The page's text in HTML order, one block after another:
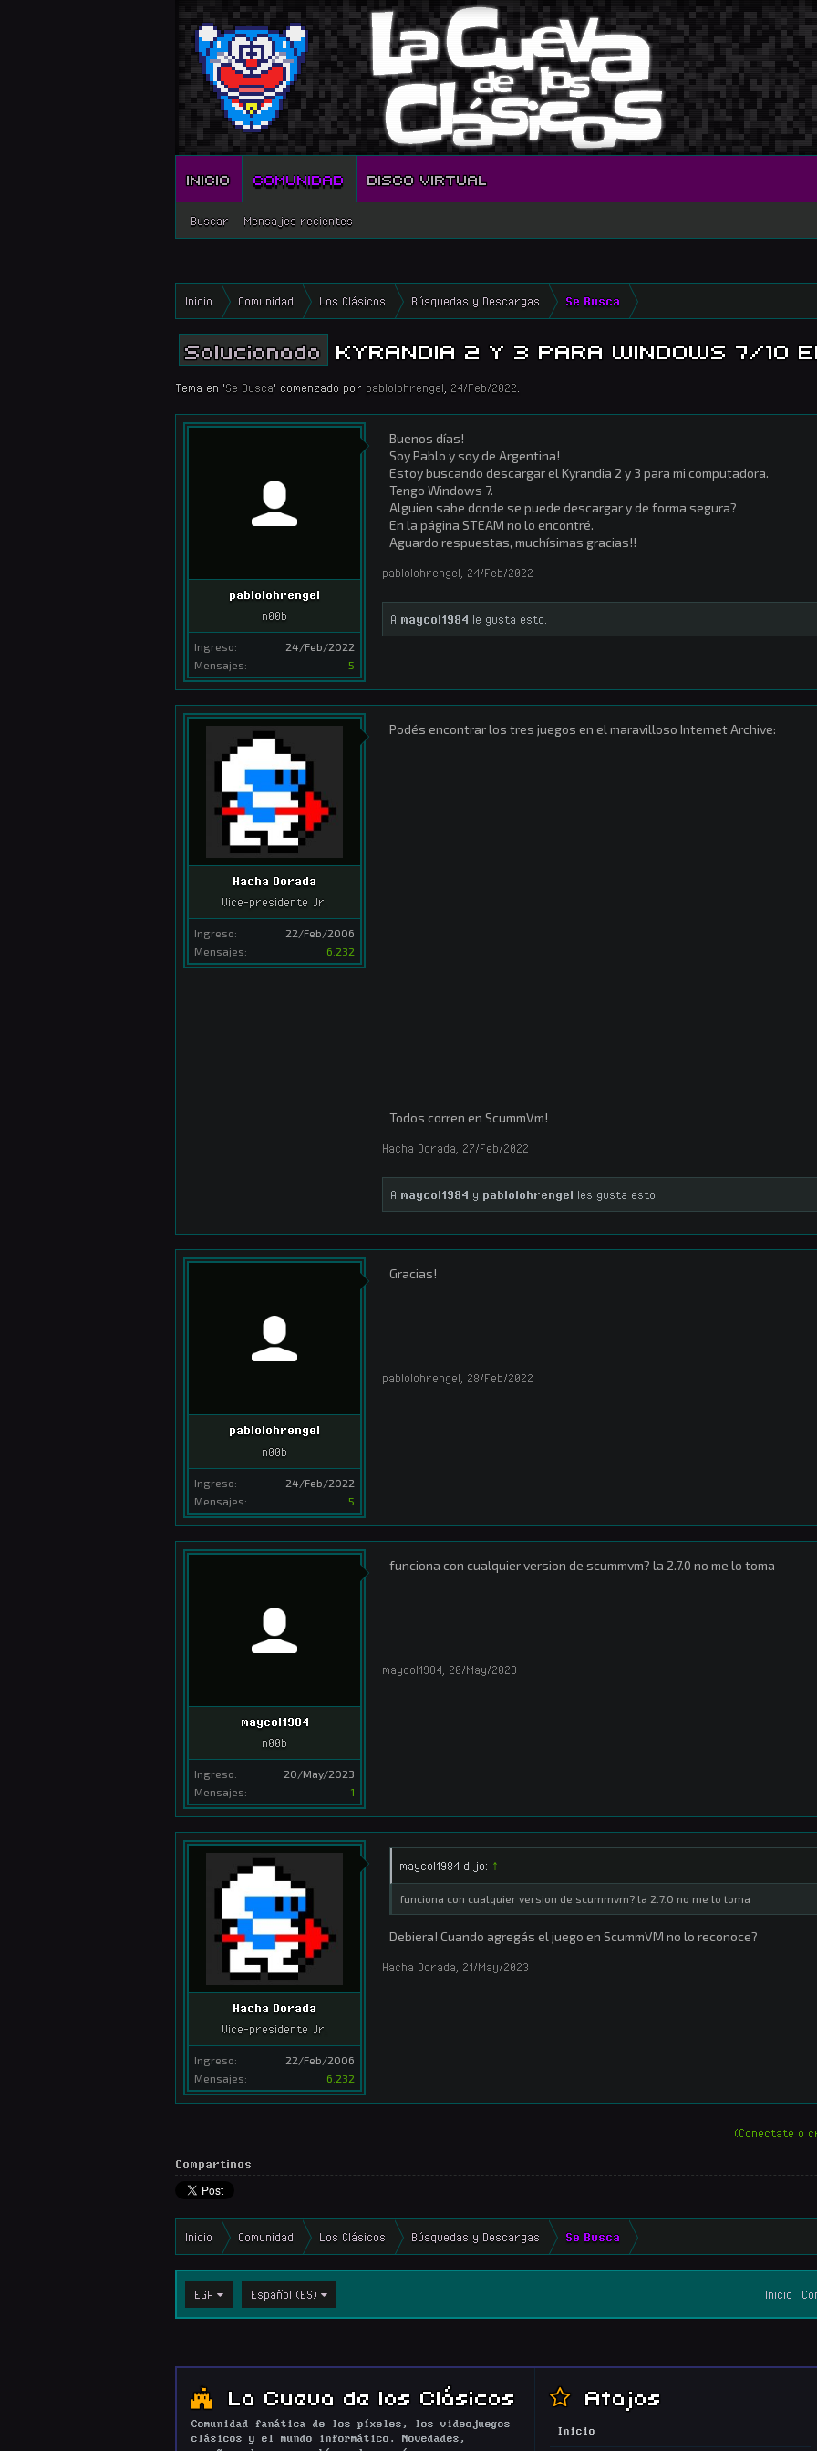
INICIO COMUNIDAD
Buscar Mensajes recientes
DISCO VIRTUAL
Inicio Comunidad Los Clásicos Búsquedas y Descargas Se Busca
Solucionado KYRANDIA 2 Y 3 PARA WINDOWS 7/10
Tema en 'Se Busca' comenzado por pablolohrengel 24/Feb/2022
pablolohrengel
n00b
Ingreso:
24/Feb/2022
Mensajes:
5
Buenos días!
Soy Pablo y soy de Argentina!
Estoy buscando descargar el Kyrandia 2 y 3 para mi computadora.
Tengo Windows 7.
Alguien sabe donde se puede descargar y de forma segura?
En la página STEAM no lo encontré.
Aguardo respuestas, muchísimas gracias!!
pablolohrengel 24/Feb/2022
A maycol1984 le gusta esto.
Hacha Dorada
Vice-presidente Jr.
Ingreso:
22/Feb/2006
Mensajes:
6.232
Podés encontrar los tres juegos en el maravilloso Internet Archive:
Todos corren en ScummVm!
Hacha Dorada, 27/Feb/2022
A maycol1984 y pablolohrengel les gusta esto.
pablolohrengel
n00b
Ingreso:
24/Feb/2022
Mensajes:
5
Gracias!
pablolohrengel, 28/Feb/2022
maycol1984
n00b
Ingreso:
20/May/2023
Mensajes:
1
funciona con cualquier version de scummvm? la 2.7.0 no me lo toma
maycol1984 20/May/2023
Hacha Dorada
Vice-presidente Jr.
Ingreso:
22/Feb/2006
Mensajes:
6.232
maycol1984 dijo: ↑
funciona con cualquier version de scummvm? la 2.7.0 no me lo toma
Debiera! Cuando agregás el juego en ScummVM no lo reconoce?
Hacha Dorada 21/May/2023
(Conectate o
Compartinos
Inicio Comunidad Los Clásicos Búsquedas y Descargas Se Busca
EGA Español (ES) Inicio
La Cueva de los Clásicos
Comunidad fanática de los píxeles, los videojuegos
clásicos y el mundo informático. Novedades,
Atajos
Inicio